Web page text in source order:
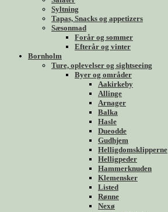
Syltning
Tapas, Snacks og appetizers
Sæsonmad
Forår og sommer
Efterår og vinter
Bornholm
Ture, oplevelser og sightseeing
Byer og områder
Aakirkeby
Allinge
Arnager
Balka
Hasle
Dueodde
Gudhjem
Helligdomsklipperne
Helligpeder
Hammerknuden
Klemensker
Listed
Rønne
Nexø